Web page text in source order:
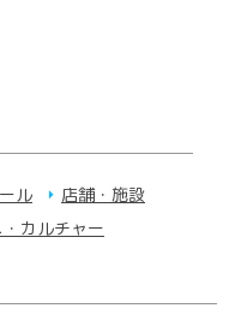
ル
店舗・施設
カルチャー